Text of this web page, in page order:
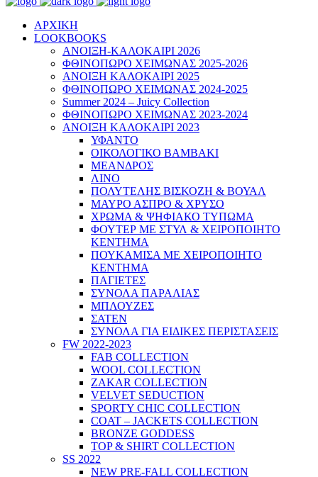
ΑΡΧΙΚΗ
LOOKBOOKS
ΑΝΟΙΞΗ-ΚΑΛΟΚΑΙΡΙ 2026
ΦΘΙΝΟΠΩΡΟ ΧΕΙΜΩΝΑΣ 2025-2026
ΑΝΟΙΞΗ ΚΑΛΟΚΑΙΡΙ 2025
ΦΘΙΝΟΠΩΡΟ ΧΕΙΜΩΝΑΣ 2024-2025
Summer 2024 – Juicy Collection
ΦΘΙΝΟΠΩΡΟ ΧΕΙΜΩΝΑΣ 2023-2024
ΑΝΟΙΞΗ ΚΑΛΟΚΑΙΡΙ 2023
ΥΦΑΝΤΟ
ΟΙΚΟΛΟΓΙΚΟ ΒΑΜΒΑΚΙ
ΜΕΑΝΔΡΟΣ
ΛΙΝΟ
ΠΟΛΥΤΕΛΗΣ ΒΙΣΚΟΖΗ & ΒΟΥΑΛ
ΜΑΥΡΟ ΑΣΠΡΟ & ΧΡΥΣΟ
ΧΡΩΜΑ & ΨΗΦΙΑΚΟ ΤΥΠΩΜΑ
ΦΟΥΤΕΡ ΜΕ ΣΤΥΛ & ΧΕΙΡΟΠΟΙΗΤΟ
ΚΕΝΤΗΜΑ
ΠΟΥΚΑΜΙΣΑ ΜΕ ΧΕΙΡΟΠΟΙΗΤΟ
ΚΕΝΤΗΜΑ
ΠΑΓΙΕΤΕΣ
ΣΥΝΟΛΑ ΠΑΡΑΛΙΑΣ
ΜΠΛΟΥΖΕΣ
ΣΑΤΕΝ
ΣΥΝΟΛΑ ΓΙΑ ΕΙΔΙΚΕΣ ΠΕΡΙΣΤΑΣΕΙΣ
FW 2022-2023
FAB COLLECTION
WOOL COLLECTION
ZAKAR COLLECTION
VELVET SEDUCTION
SPORTY CHIC COLLECTION
COAT – JACKETS COLLECTION
BRONZE GODDESS
TOP & SHIRT COLLECTION
SS 2022
NEW PRE-FALL COLLECTION